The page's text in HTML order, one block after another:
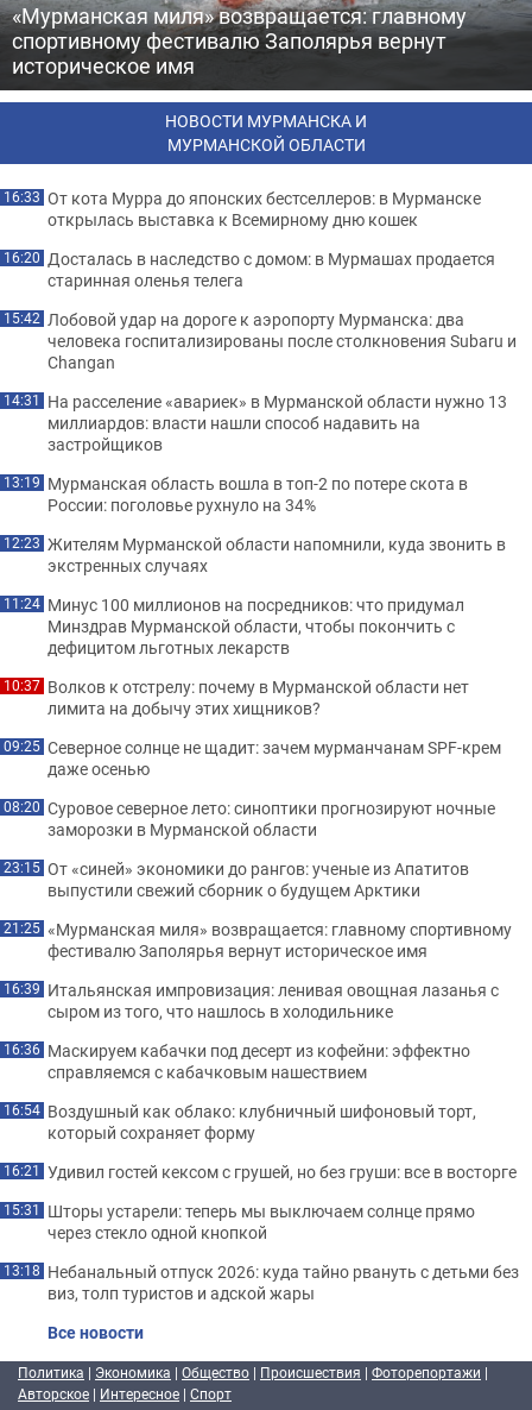
«Мурманская миля» возвращается: главному
спортивному фестивалю Заполярья вернут
историческое имя
НОВОСТИ МУРМАНСКА И
МУРМАНСКОЙ ОБЛАСТИ
16:33 От кота Мурра до японских бестселлеров: в Мурманске
открылась выставка к Всемирному дню кошек
16:20 Досталась в наследство с домом: в Мурмашах продается
старинная оленья телега
15:42 Лобовой удар на дороге к аэропорту Мурманска: два
человека госпитализированы после столкновения Subaru и
Changan
14:31 На расселение «авариек» в Мурманской области нужно 13
миллиардов: власти нашли способ надавить на
застройщиков
13:19 Мурманская область вошла в топ-2 по потере скота в
России: поголовье рухнуло на 34%
12:23 Жителям Мурманской области напомнили, куда звонить в
экстренных случаях
11:24 Минус 100 миллионов на посредников: что придумал
Минздрав Мурманской области, чтобы покончить с
дефицитом льготных лекарств
10:37 Волков к отстрелу: почему в Мурманской области нет
лимита на добычу этих хищников?
09:25 Северное солнце не щадит: зачем мурманчанам SPF-крем
даже осенью
08:20 Суровое северное лето: синоптики прогнозируют ночные
заморозки в Мурманской области
23:15 От «синей» экономики до рангов: ученые из Апатитов
выпустили свежий сборник о будущем Арктики
21:25 «Мурманская миля» возвращается: главному спортивному
фестивалю Заполярья вернут историческое имя
16:39 Итальянская импровизация: ленивая овощная лазанья с
сыром из того, что нашлось в холодильнике
16:36 Маскируем кабачки под десерт из кофейни: эффектно
справляемся с кабачковым нашествием
16:54 Воздушный как облако: клубничный шифоновый торт,
который сохраняет форму
16:21 Удивил гостей кексом с грушей, но без груши: все в восторге
15:31 Шторы устарели: теперь мы выключаем солнце прямо
через стекло одной кнопкой
13:18 Небанальный отпуск 2026: куда тайно рвануть с детьми без
виз, толп туристов и адской жары
Все новости
Политика | Экономика | Общество | Происшествия | Фоторепортажи |
Авторское | Интересное | Спорт